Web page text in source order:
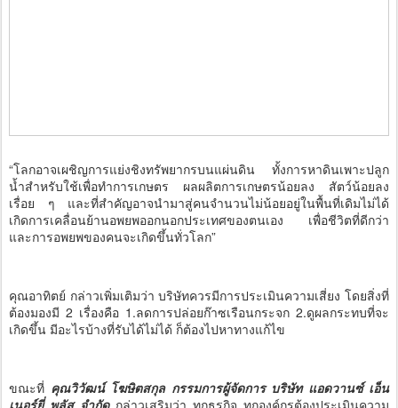
“โลกอาจเผชิญการแย่งชิงทรัพยากรบนแผ่นดิน ทั้งการหาดินเพาะปลูก
น้ำสำหรับใช้เพื่อทำการเกษตร ผลผลิตการเกษตรน้อยลง สัตว์น้อยลง
เรื่อย ๆ และที่สำคัญอาจนำมาสู่คนจำนวนไม่น้อยอยู่ในพื้นที่เดิมไม่ได้
เกิดการเคลื่อนย้านอพยพออกนอกประเทศของตนเอง เพื่อชีวิตที่ดีกว่า
และการอพยพของคนจะเกิดขึ้นทั่วโลก”
คุณอาทิตย์ กล่าวเพิ่มเติมว่า บริษัทควรมีการประเมินความเสี่ยง โดยสิ่งที่
ต้องมองมี 2 เรื่องคือ 1.ลดการปล่อยก๊าซเรือนกระจก 2.ดูผลกระทบที่จะ
เกิดขึ้น มีอะไรบ้างที่รับได้ไม่ได้ ก็ต้องไปหาทางแก้ไข
ขณะที่ คุณวิวัฒน์ โฆษิตสกุล กรรมการผู้จัดการ บริษัท แอดวานซ์ เอ็น
เนอร์ยี่ พลัส จำกัดกล่าวเสริมว่า ทุกธุรกิจ ทุกองค์กรต้องประเมินความ